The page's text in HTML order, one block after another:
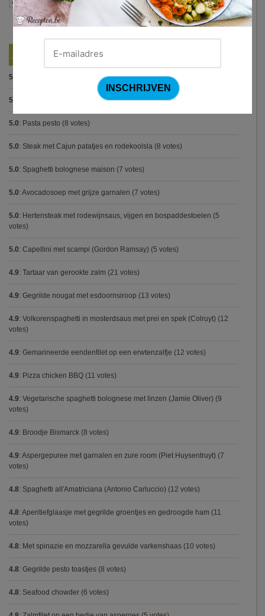
Best Beoordeelde Recepten
5.0 (10 votes)
5.0 Pasta met spinazieballetjes (Antonio Carluccio)(8 votes)
5.0: Pasta pesto (8 votes)
5.0: Steak met Cajun patatjes en rodekoolsla (8 votes)
5.0: Spaghetti bolognese maison (7 votes)
5.0: Avocadosoep met grijze garnalen (7 votes)
5.0: Hertensteak met rodewijnsaus, vijgen en bospaddestoelen (5
votes)
5.0: Capellini met scampi (Gordon Ramsay) (5 votes)
4.9: Tartaar van gerookte zalm (21 votes)
4.9: Gegrilde nougat met esdoornsiroop (13 votes)
4.9: Volkorenspaghetti in mosterdsaus met prei en spek (Colruyt) (12
votes)
4.9: Gemarineerde eendenfilet op een erwtenzalfje (12 votes)
4.9: Pizza chicken BBQ (11 votes)
4.9: Vegetarische spaghetti bolognese met linzen (Jamie Oliver) (9
votes)
4.9: Broodje Bismarck (8 votes)
4.9: Aspergepuree met garnalen en zure room (Piet Huysentruyt) (7
votes)
4.8: Spaghetti all'Amatriciana (Antonio Carluccio) (12 votes)
4.8: Aperitiefglaasje met gegrilde groentjes en gedroogde ham (11
votes)
4.8: Met spinazie en mozzarella gevulde varkenshaas (10 votes)
4.8: Gegrilde pesto toastjes (8 votes)
4.8: Seafood chowder (6 votes)